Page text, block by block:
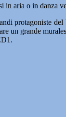
in aria o in danza
protagoniste
un grande